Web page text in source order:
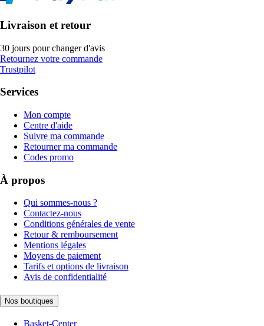
Livraison et retour
30 jours pour changer d'avis
Retournez votre commande
Trustpilot
Services
Mon compte
Centre d'aide
Suivre ma commande
Retourner ma commande
Codes promo
À propos
Qui sommes-nous ?
Contactez-nous
Conditions générales de vente
Retour & remboursement
Mentions légales
Moyens de paiement
Tarifs et options de livraison
Avis de confidentialité
Nos boutiques
Basket-Center